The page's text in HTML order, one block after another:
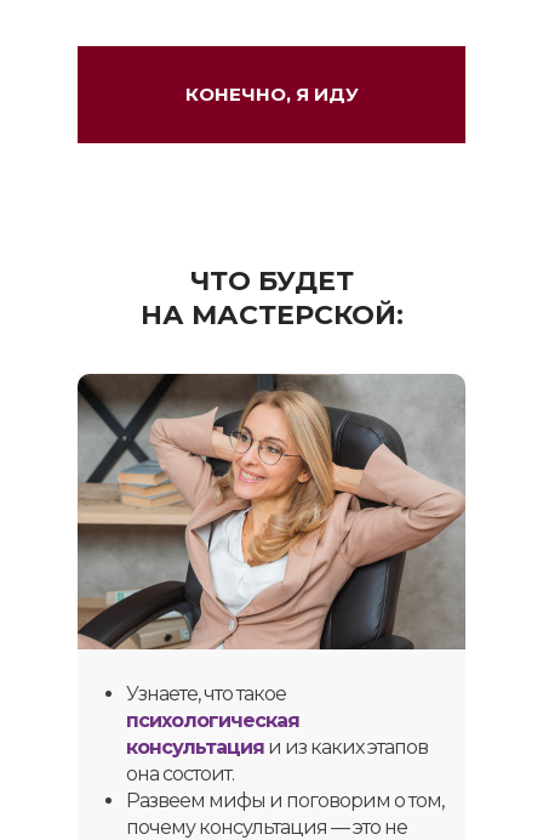
КОНЕЧНО, Я ИДУ
ЧТО БУДЕТ
НА МАСТЕРСКОЙ:
Узнаете, что такое
психологическая
консультация и из каких этапов
она состоит.
Развеем мифы и поговорим о том,
почему консультация — это не